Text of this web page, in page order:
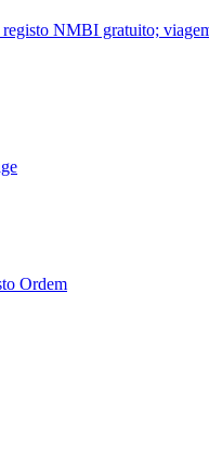
NMBI gratuito;
Ordem